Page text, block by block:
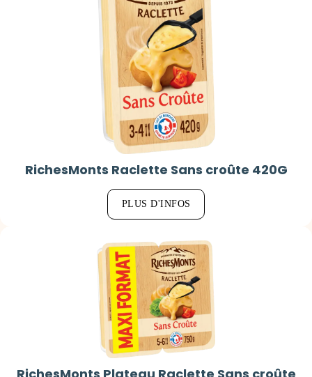
RichesMonts Raclette Sans croûte 420G
PLUS D'INFOS
RichesMonts Plateau Raclette Sans croûte